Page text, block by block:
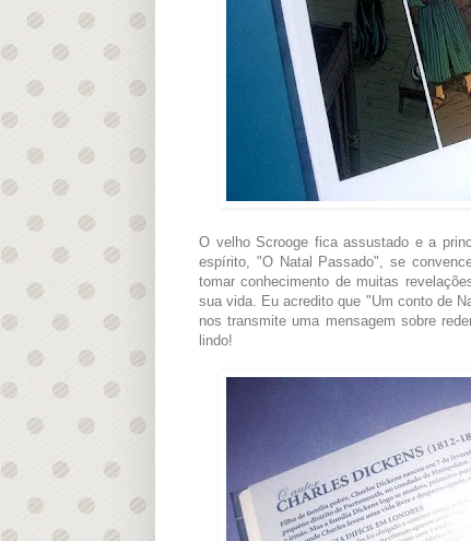
O velho Scrooge fica assustado e a
espírito, "O Natal Passado", se
tomar conhecimento de muitas
sua vida. Eu acredito que "Um conto de
nos transmite uma mensagem sobre
lindo!